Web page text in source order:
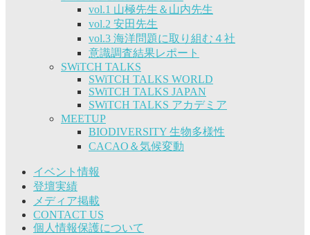
vol.1 山極先生＆山内先生
vol.2 安田先生
vol.3 海洋問題に取り組む４社
意識調査結果レポート
SWiTCH TALKS
SWiTCH TALKS WORLD
SWiTCH TALKS JAPAN
SWiTCH TALKS アカデミア
MEETUP
BIODIVERSITY 生物多様性
CACAO＆気候変動
イベント情報
登壇実績
メディア掲載
CONTACT US
個人情報保護について